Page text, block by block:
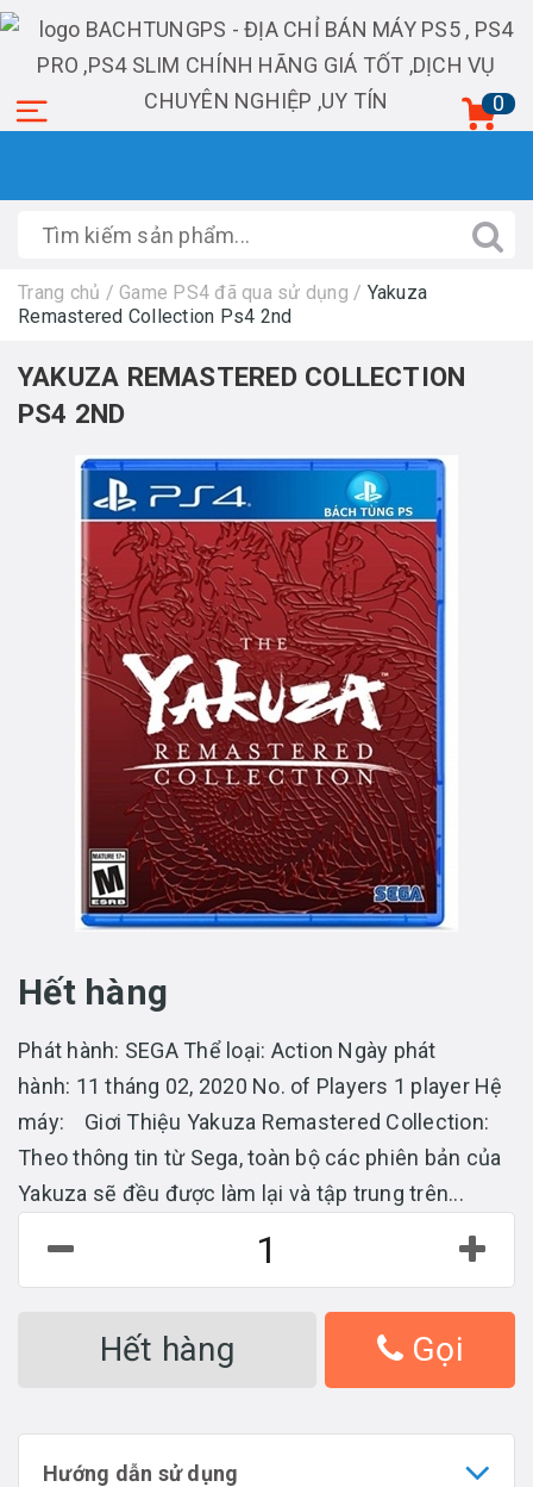
0
Trang chủ / Game PS4 đã qua sử dụng / Yakuza
Remastered Collection Ps4 2nd
YAKUZA REMASTERED COLLECTION
PS4 2ND
Hết hàng
Phát hành: SEGA Thể loại: Action Ngày phát
hành: 11 tháng 02, 2020 No. of Players 1 player Hệ
máy: Giơi Thiệu Yakuza Remastered Collection:
Theo thông tin từ Sega, toàn bộ các phiên bản của
Yakuza sẽ đều được làm lại và tập trung trên...
Hết hàng Gọi
Hướng dẫn sử dụng